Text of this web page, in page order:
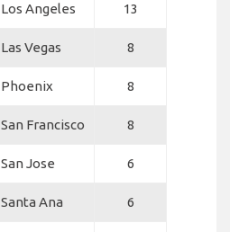
Los Angeles 13
Las Vegas 8
Phoenix 8
San Francisco 8
San Jose 6
Santa Ana 6